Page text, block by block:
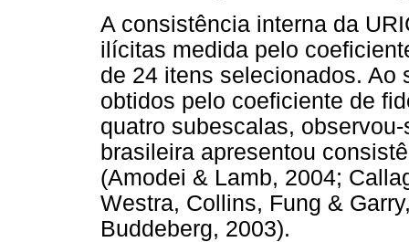
A consistência interna da
ilícitas medida pelo
de 24 itens selecionados. Ao
obtidos pelo coeficiente de
quatro subescalas,
brasileira apresentou
(Amodei & Lamb, 2004;
Westra, Collins, Fung &
Buddeberg, 2003).